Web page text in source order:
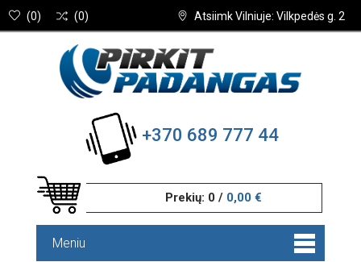
Atsiimk Vilniuje: Vilkpedės g. 2
(0) (0)
+370 689 777 44
Prekių: 0 / 0,00 €
Meniu